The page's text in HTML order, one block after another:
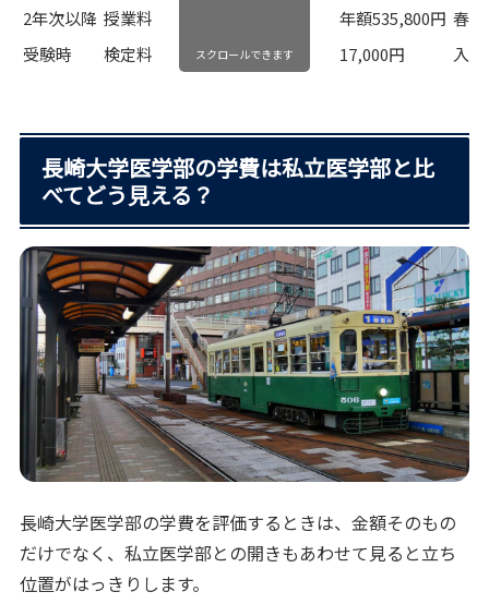
2年次以降 授業料 年額535,800円 春
受験時
検定料 17,000円 入
スクロールできます
長崎大学医学部の学費は私立医学部と比
べてどう見える？
長崎大学医学部の学費を評価するときは、金額そのもの
だけでなく、私立医学部との開きもあわせて見ると立ち
位置がはっきりします。